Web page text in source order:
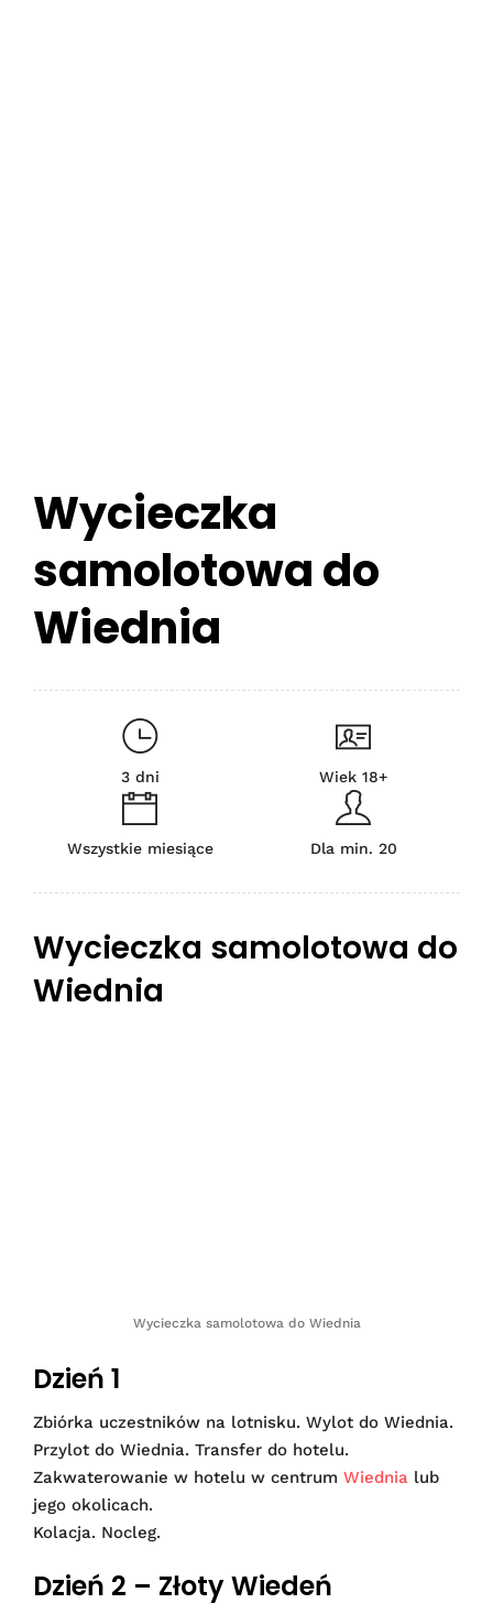
Wycieczka
samolotowa do
Wiednia
3 dni Wiek 18+
Wszystkie miesiące Dla min. 20
Wycieczka samolotowa do
Wiednia
Wycieczka samolotowa do Wiednia
Dzień 1
Zbiórka uczestników na lotnisku. Wylot do Wiednia.
Przylot do Wiednia. Transfer do hotelu.
Zakwaterowanie w hotelu w centrum Wiednia lub
jego okolicach.
Kolacja. Nocleg.
Dzień 2 – Złoty Wiedeń